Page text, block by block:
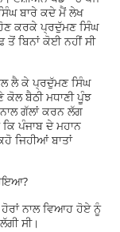
ਬਾਰੇ ਕਦੇ ਮੈਂ ਲੇਖ
ਕਰਕੇ ਪ੍ਰਦੁੱਮਣ ਸਿੰਘ
ਬਿਨਾਂ ਕੋਈ ਨਹੀਂ ਸੀ
ਲੈ ਕੇ ਪ੍ਰਦੁੱਮਣ ਸਿੰਘ
ਬੈਠੀ ਮਧਾਣੀ ਪੂੰਝ
ਗੱਲਾਂ ਕਰਨ ਲੱਗ
ਪੰਜਾਬ ਦੇ ਮਹਾਨ
ਜਿਹੀਆਂ ਬਾਤਾਂ
ਨਾਲ ਵਿਆਹ ਹੋਏ ਨੂੰ
ਸੀ।